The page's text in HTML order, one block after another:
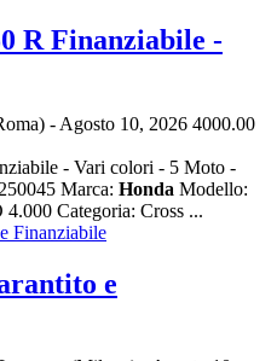
R Finanziabile -
- Agosto 10, 2026 4000.00
- Vari colori - 5 Moto -
Marca: Honda Modello:
Categoria: Cross ...
e